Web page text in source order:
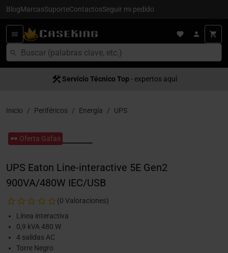
BlogMarcasSuporteContactosSeguir mi pedido
Servício Técnico Top - expertos aquí
Inicio Periféricos Energía UPS
🕶️ Oferta Gafas
UPS Eaton Line-interactive 5E Gen2
900VA/480W IEC/USB
(0 Valoraciones)
Línea interactiva
0,9 kVA 480 W
4 salidas AC
Torre Negro